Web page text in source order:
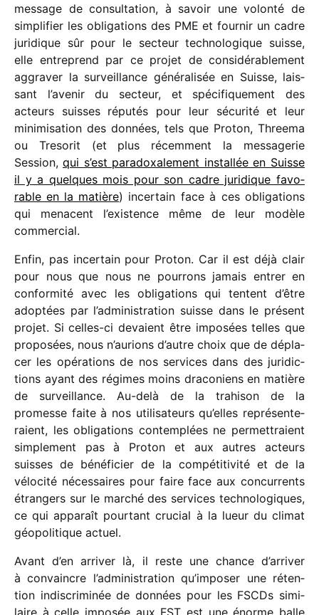
message de consul­ta­tion, à savoir une volonté de
simpli­fier les obli­ga­tions des PME et four­nir un cadre
juri­dique sûr pour le secteur tech­no­lo­gique suisse,
elle entre­prend par ce projet de consi­dé­ra­ble­ment
aggra­ver la surveillance géné­ra­li­sée en Suisse, lais­
sant l’avenir du secteur, et spéci­fi­que­ment des
acteurs suisses répu­tés pour leur sécu­rité et leur
mini­mi­sa­tion des données, tels que Proton, Threema
ou Tresorit (et plus récem­ment la messa­ge­rie
Session, qui s’est para­doxa­le­ment instal­lée en Suisse
il y a quelques mois pour son cadre juri­dique favo­
rable en la matière) incer­tain face à ces obli­ga­tions
qui menacent l’existence même de leur modèle
commercial.
Enfin, pas incer­tain pour Proton. Car il est déjà clair
pour nous que nous ne pour­rons jamais entrer en
confor­mité avec les obli­ga­tions qui tentent d’être
adop­tées par l’administration suisse dans le présent
projet. Si celles-ci devaient être impo­sées telles que
propo­sées, nous n’aurions d’autre choix que de dépla­
cer les opéra­tions de nos services dans des juri­dic­
tions ayant des régimes moins draco­niens en matière
de surveillance. Au-delà de la trahi­son de la
promesse faite à nos utili­sa­teurs qu’elles repré­sen­te­
raient, les obli­ga­tions contem­plées ne permet­traient
simple­ment pas à Proton et aux autres acteurs
suisses de béné­fi­cier de la compé­ti­ti­vité et de la
vélo­cité néces­saires pour faire face aux concur­rents
étran­gers sur le marché des services tech­no­lo­giques,
ce qui appa­raît pour­tant crucial à la lueur du climat
géopo­li­tique actuel.
Avant d’en arri­ver là, il reste une chance d’arriver
à convaincre l’administration qu’imposer une réten­
tion indis­cri­mi­née de données pour les FSCDs simi­